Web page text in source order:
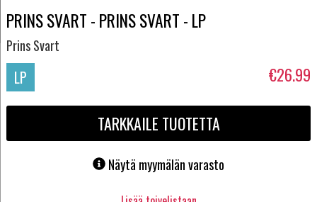
PRINS SVART - PRINS SVART - LP
Prins Svart
LP €26.99
TARKKAILE TUOTETTA
Näytä myymälän varasto